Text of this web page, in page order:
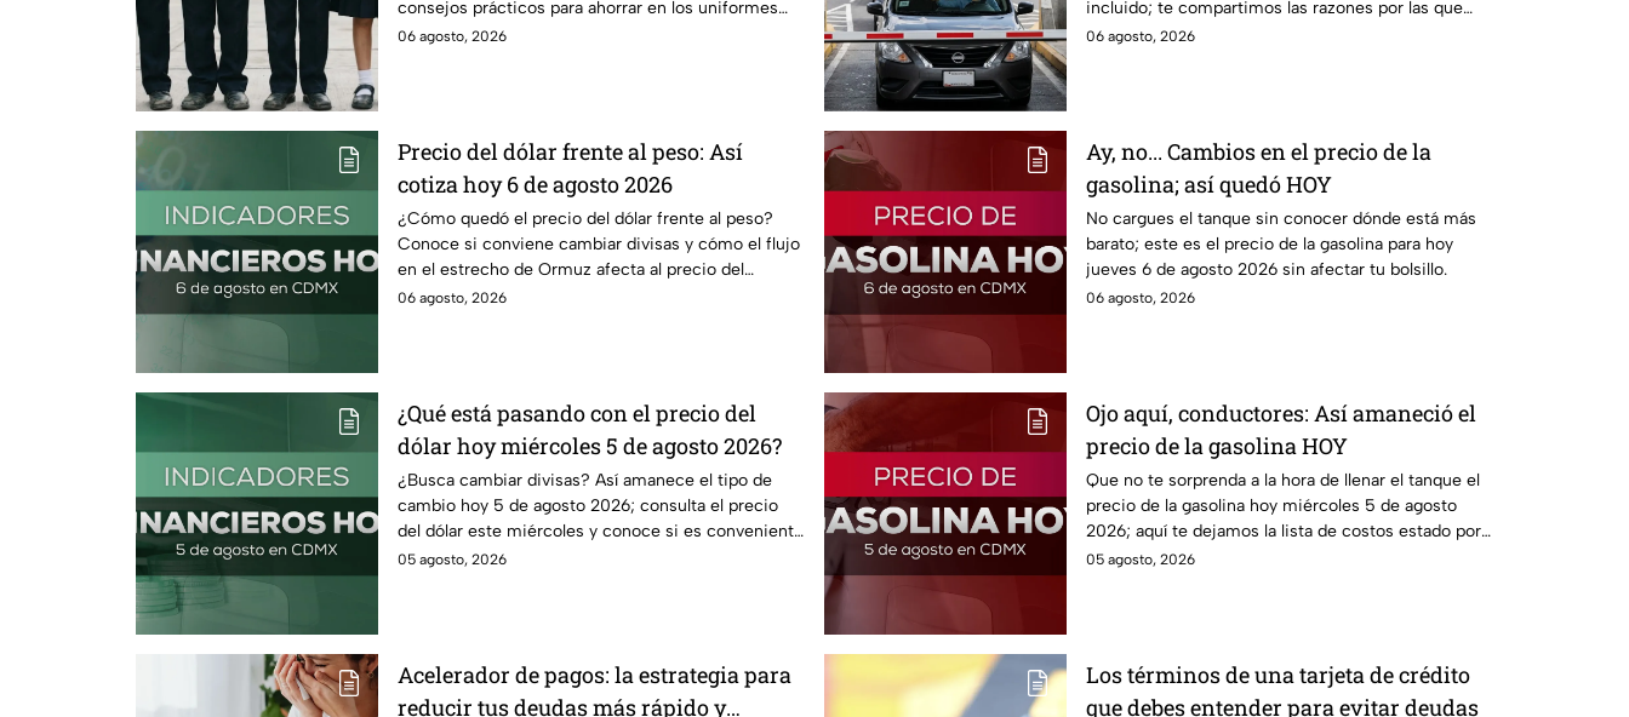
consejos prácticos para ahorrar en los uniformes
escolares.
06 agosto, 2026
incluido; te compartimos las razones por las que
podría bloquearse.
06 agosto, 2026
Precio del dólar frente al peso: Así
cotiza hoy 6 de agosto 2026
¿Cómo quedó el precio del dólar frente al peso?
Conoce si conviene cambiar divisas y cómo el flujo
en el estrecho de Ormuz afecta al precio del
petróleo.
06 agosto, 2026
Ay, no... Cambios en el precio de la
gasolina; así quedó HOY
No cargues el tanque sin conocer dónde está más
barato; este es el precio de la gasolina para hoy
jueves 6 de agosto 2026 sin afectar tu bolsillo.
06 agosto, 2026
¿Qué está pasando con el precio del
dólar hoy miércoles 5 de agosto 2026?
¿Busca cambiar divisas? Así amanece el tipo de
cambio hoy 5 de agosto 2026; consulta el precio
del dólar este miércoles y conoce si es conveniente
comprar.
05 agosto, 2026
Ojo aquí, conductores: Así amaneció el
precio de la gasolina HOY
Que no te sorprenda a la hora de llenar el tanque el
precio de la gasolina hoy miércoles 5 de agosto
2026; aquí te dejamos la lista de costos estado por
estado.
05 agosto, 2026
Acelerador de pagos: la estrategia para
reducir tus deudas más rápido y
Los términos de una tarjeta de crédito
que debes entender para evitar deudas